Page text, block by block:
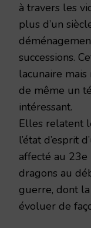
à travers les
plus d’un
successions.
lacunaire
de même un
intéressant.
Elles relatent
l’état d’esprit
affecté au
dragons au
guerre, dont
évoluer de